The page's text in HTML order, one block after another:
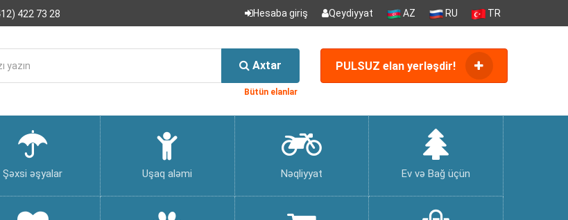
422 73 28 Hesaba giriş Qeydiyyat AZ RU TR
Axtar
Bütün elanlar
PULSUZ elan yerləşdir!
Şəxsi əşyalar Uşaq aləmi Nəqliyyat Ev və Bağ üçün